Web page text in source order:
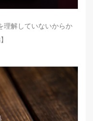
理解していないからか